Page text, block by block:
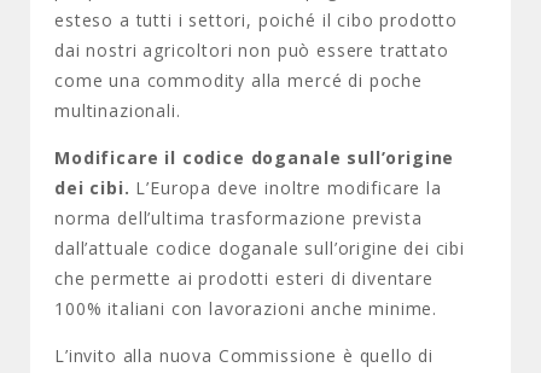
esteso a tutti i settori, poiché il cibo prodotto
dai nostri agricoltori non può essere trattato
come una commodity alla mercé di poche
multinazionali.
Modificare il codice doganale sull’origine
dei cibi. L’Europa deve inoltre modificare la
norma dell’ultima trasformazione prevista
dall’attuale codice doganale sull’origine dei cibi
che permette ai prodotti esteri di diventare
100% italiani con lavorazioni anche minime.
L’invito alla nuova Commissione è quello di